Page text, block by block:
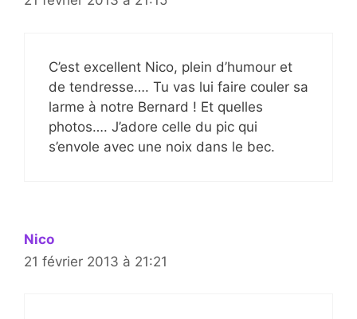
C’est excellent Nico, plein d’humour et
de tendresse…. Tu vas lui faire couler sa
larme à notre Bernard ! Et quelles
photos…. J’adore celle du pic qui
s’envole avec une noix dans le bec.
Nico
21 février 2013 à 21:21